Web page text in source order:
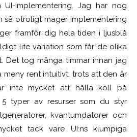
implementering. Jag har nog
så otroligt mager implementering
framför dig hela tiden i ljusblå
lite variation som får de olika
Det tog många timmar innan jag
meny rent intuitivt, trots att den är
inte mycket att hålla koll på
typer av resurser som du styr
kvantumdatorer och
tack vare UI:ns klumpiga